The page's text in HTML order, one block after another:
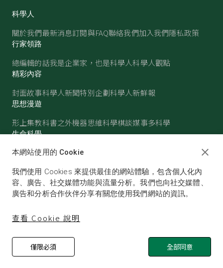
科學人
關於我們最新消息訂閱與FAQ聯絡我們加入我們隱私政策
行家領路
總編輯的話我是企業家，也是科學人科學人觀點
精彩內容
封面故事科學人新聞特別企劃科學人新鮮報
思想漫遊
形上集教科書之外機器思維科學棋談媒事多科學
生命科學
醫學古生物心理學生態學
物理 化學地球科學天文
© SCIENTIFIC AMERICAN, A DIVISION OF NATURE
AMERICA, INC.ALL RIGHTS RESERVED.
本網站使用的 Cookie
我們使用 Cookies 來提供最佳的網站體驗，包含個人化內
容、廣告、社交媒體功能與流量分析。我們也向社交媒體、
廣告和分析合作伙伴分享有關您使用我們網站的資訊。
查看 Cookie 說明
僅限必須 全部同意